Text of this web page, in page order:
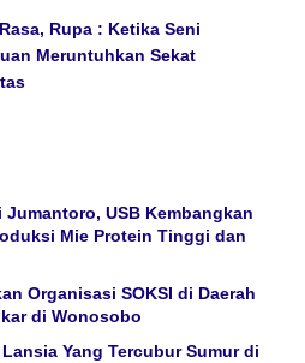
Rupa : Ketika Seni
Meruntuhkan Sekat
USB Kembangkan
Mie Protein Tinggi dan
Organisasi SOKSI di Daerah
di Wonosobo
Yang Tercubur Sumur di